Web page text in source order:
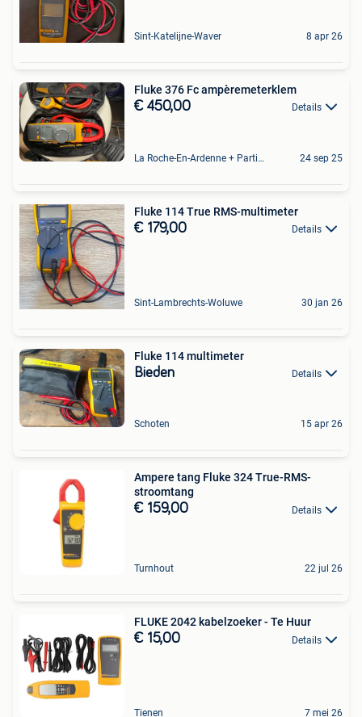
Sint-Katelijne-Waver 8 apr 26
Fluke 376 Fc ampèremeterklem
€ 450,00 Details
La Roche-En-Ardenne + Partie De Marcourt 24 sep 25
Fluke 114 True RMS-multimeter
€ 179,00 Details
Sint-Lambrechts-Woluwe 30 jan 26
Fluke 114 multimeter
Bieden Details
Schoten 15 apr 26
Ampere tang Fluke 324 True-RMS-
stroomtang
€ 159,00 Details
Turnhout 22 jul 26
FLUKE 2042 kabelzoeker - Te Huur
€ 15,00 Details
Tienen 7 mei 26